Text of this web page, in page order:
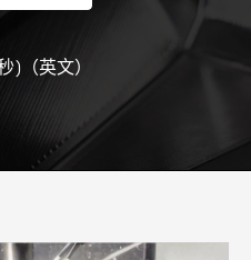
)（英文）